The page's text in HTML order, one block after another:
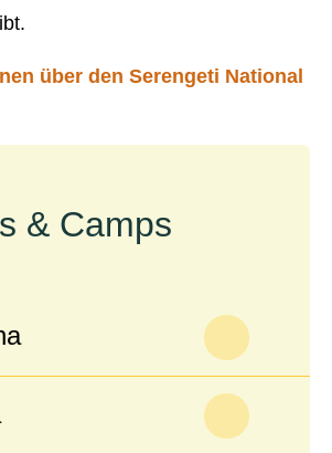
über den Serengeti National
& Camps